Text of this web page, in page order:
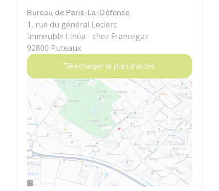
Bureau de Paris-La-Défense
1, rue du général Leclerc
Immeuble Linéa - chez Francegaz
92800 Puteaux
Télécharger le plan d'accès